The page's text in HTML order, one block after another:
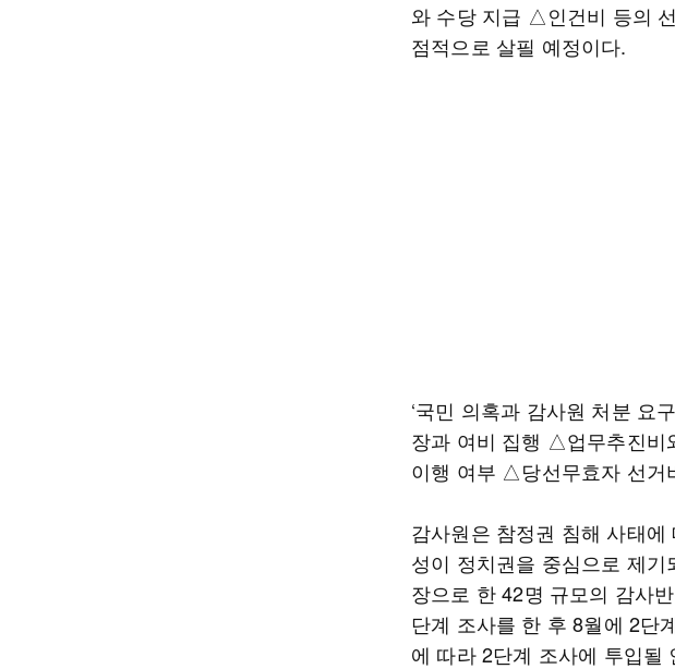
와 수당 지급 △인건비 등의
점적으로 살필 예정이다.
‘국민 의혹과 감사원 처분
장과 여비 집행 △업무추진
이행 여부 △당선무효자 선거
감사원은 참정권 침해 사태
성이 정치권을 중심으로 제
장으로 한 42명 규모의 감사
단계 조사를 한 후 8월에 2단
에 따라 2단계 조사에 투입될